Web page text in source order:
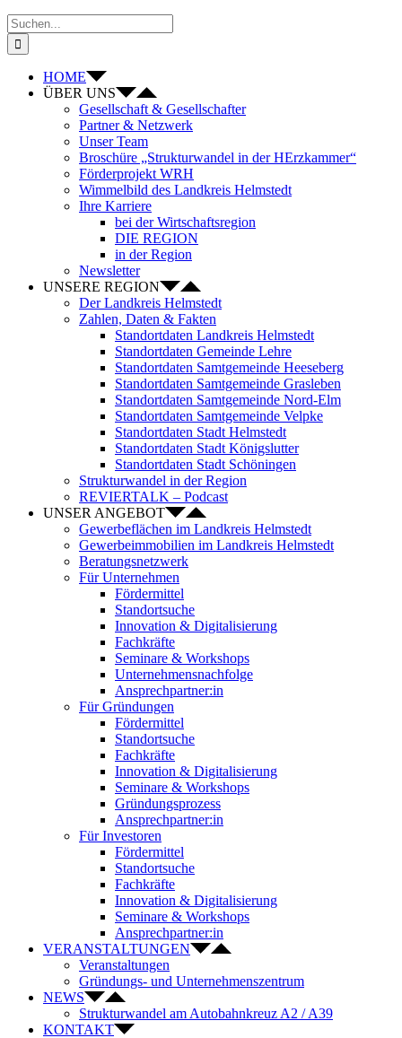
Suche
nach:
HOME
ÜBER UNS
Gesellschaft & Gesellschafter
Partner & Netzwerk
Unser Team
Broschüre „Strukturwandel in der HErzkammer“
Förderprojekt WRH
Wimmelbild des Landkreis Helmstedt
Ihre Karriere
bei der Wirtschaftsregion
DIE REGION
in der Region
Newsletter
UNSERE REGION
Der Landkreis Helmstedt
Zahlen, Daten & Fakten
Standortdaten Landkreis Helmstedt
Standortdaten Gemeinde Lehre
Standortdaten Samtgemeinde Heeseberg
Standortdaten Samtgemeinde Grasleben
Standortdaten Samtgemeinde Nord-Elm
Standortdaten Samtgemeinde Velpke
Standortdaten Stadt Helmstedt
Standortdaten Stadt Königslutter
Standortdaten Stadt Schöningen
Strukturwandel in der Region
REVIERTALK – Podcast
UNSER ANGEBOT
Gewerbeflächen im Landkreis Helmstedt
Gewerbeimmobilien im Landkreis Helmstedt
Beratungsnetzwerk
Für Unternehmen
Fördermittel
Standortsuche
Innovation & Digitalisierung
Fachkräfte
Seminare & Workshops
Unternehmensnachfolge
Ansprechpartner:in
Für Gründungen
Fördermittel
Standortsuche
Fachkräfte
Innovation & Digitalisierung
Seminare & Workshops
Gründungsprozess
Ansprechpartner:in
Für Investoren
Fördermittel
Standortsuche
Fachkräfte
Innovation & Digitalisierung
Seminare & Workshops
Ansprechpartner:in
VERANSTALTUNGEN
Veranstaltungen
Gründungs- und Unternehmenszentrum
NEWS
Strukturwandel am Autobahnkreuz A2 / A39
KONTAKT